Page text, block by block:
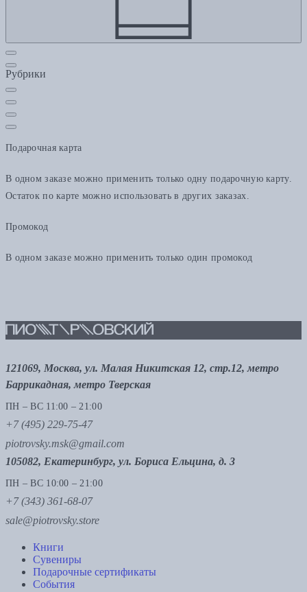
Рубрики
Подарочная карта
В одном заказе можно применить только одну подарочную карту.
Остаток по карте можно использовать в других заказах.
Промокод
В одном заказе можно применить только один промокод
121069, Москва, ул. Малая Никитская 12, стр.12, метро
Баррикадная, метро Тверская
ПН – ВС 11:00 – 21:00
+7 (495) 229-75-47
piotrovsky.msk@gmail.com
105082, Екатеринбург, ул. Бориса Ельцина, д. 3
ПН – ВС 10:00 – 21:00
+7 (343) 361-68-07
sale@piotrovsky.store
Книги
Сувениры
Подарочные сертификаты
События